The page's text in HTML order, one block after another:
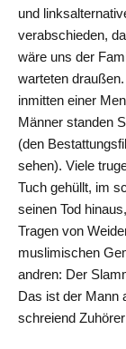
und
verabschieden,
wäre uns der
warteten
inmitten einer
Männer standen
(den
sehen). Viele
Tuch gehüllt, im
seinen Tod
Tragen von
muslimischen
andren: Der
Das ist der Mann
schreiend